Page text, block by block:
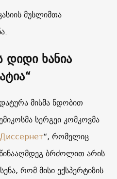
მუსლიმთა
დიდი ხანია
მისმა ნდობით
სერგეი კომკოვმა
“, რომელიც
ბრძოლით არის
რომ მისი ექსპერტიზის